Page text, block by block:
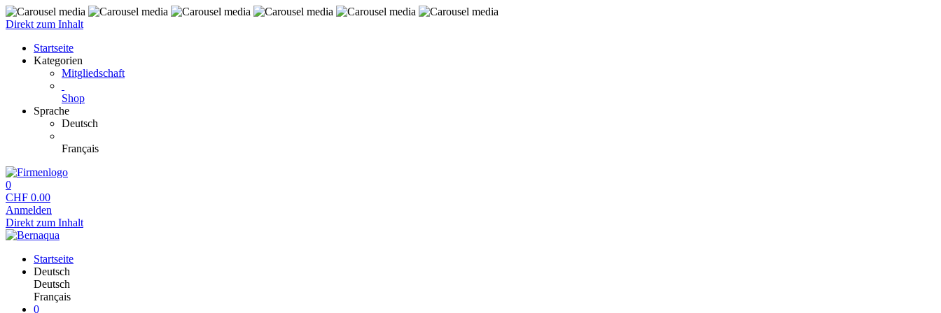
Direkt zum Inhalt
Startseite
Kategorien
Mitgliedschaft
Shop
Sprache
Deutsch
Français
0
CHF 0.00
Anmelden
Direkt zum Inhalt
Startseite
Deutsch
Deutsch
Français
0